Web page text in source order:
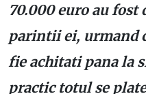
70.000 euro au
parintii ei, urmand
fie achitati pana la
practic totul se